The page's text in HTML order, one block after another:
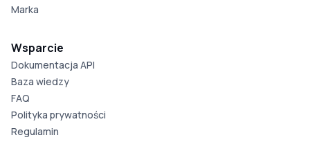
Marka
Wsparcie
Dokumentacja API
Baza wiedzy
FAQ
Polityka prywatności
Regulamin